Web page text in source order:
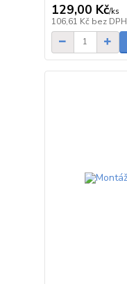
129,00 Kč/ks
106,61 Kč bez DPH